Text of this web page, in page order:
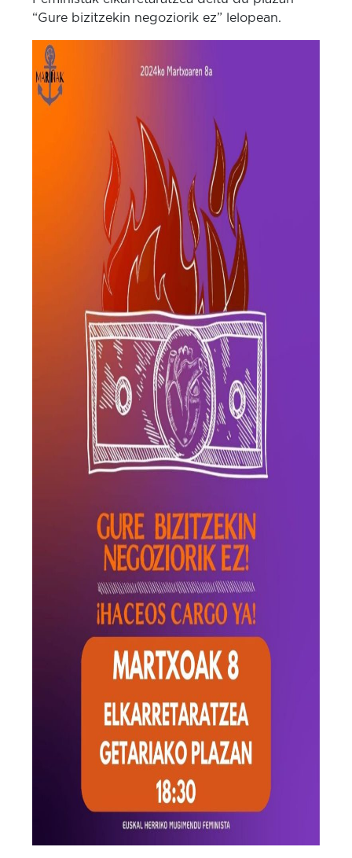
“Gure bizitzekin negoziorik ez” lelopean.